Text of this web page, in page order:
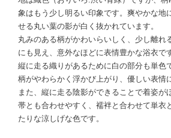
象はもう少し明るい印象です。爽やかな地
せる丸い葉の影が白く抜かれています。
丸みのある柄がかわいらいしく、少し離れ
にも見え、意外なほどに表情豊かな浴衣で
縦に走る織りがあるために白の部分も単色
柄がやわらかく浮かび上がり、優しい表情
また、縦に走る陰影ができることで着姿が
帯とも合わせやすく、襦袢と合わせて単衣
たりな涼しげな色です。